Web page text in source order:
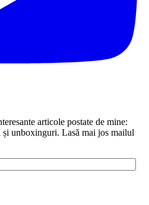
articole postate de mine:
unboxinguri. Lasă mai jos mailul